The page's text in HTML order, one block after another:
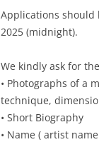
Applications should
2025 (midnight).
We kindly ask for
• Photographs of a
technique,
• Short Biography
• Name ( artist